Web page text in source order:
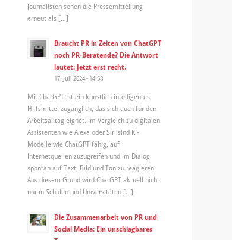
Journalisten sehen die Pressemitteilung
erneut als […]
Braucht PR in Zeiten von ChatGPT
noch PR-Beratende? Die Antwort
lautet: Jetzt erst recht.
17. Juli 2024 - 14:58
Mit ChatGPT ist ein künstlich intelligentes
Hilfsmittel zugänglich, das sich auch für den
Arbeitsalltag eignet. Im Vergleich zu digitalen
Assistenten wie Alexa oder Siri sind KI-
Modelle wie ChatGPT fähig, auf
Internetquellen zuzugreifen und im Dialog
spontan auf Text, Bild und Ton zu reagieren.
Aus diesem Grund wird ChatGPT aktuell nicht
nur in Schulen und Universitäten […]
Die Zusammenarbeit von PR und
Social Media: Ein unschlagbares